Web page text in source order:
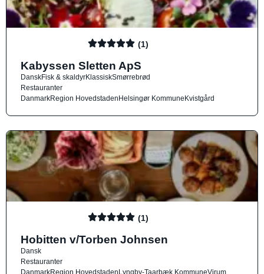
(1)
Kabyssen Sletten ApS
DanskFisk & skaldyrKlassiskSmørrebrød
Restauranter
DanmarkRegion HovedstadenHelsingør KommuneKvistgård
(1)
Hobitten v/Torben Johnsen
Dansk
Restauranter
DanmarkRegion HovedstadenLyngby-Taarbæk KommuneVirum